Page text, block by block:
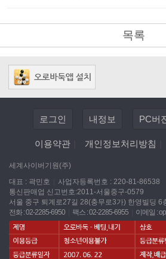
목록
로그인 내정보 PC버
이용약관 개인정보처리방침
세계사이버기원(주)
대표 : 곽민호
사업자등록번호 : 220-81-86538
통신판매업 신고번호:2011-서울중구-0579
서울 중구 퇴계로27길 28(충무로3가) 한영빌딩 6
전화 : 02-2285-6950
팩스 : 02-2285-6955 이메일 :